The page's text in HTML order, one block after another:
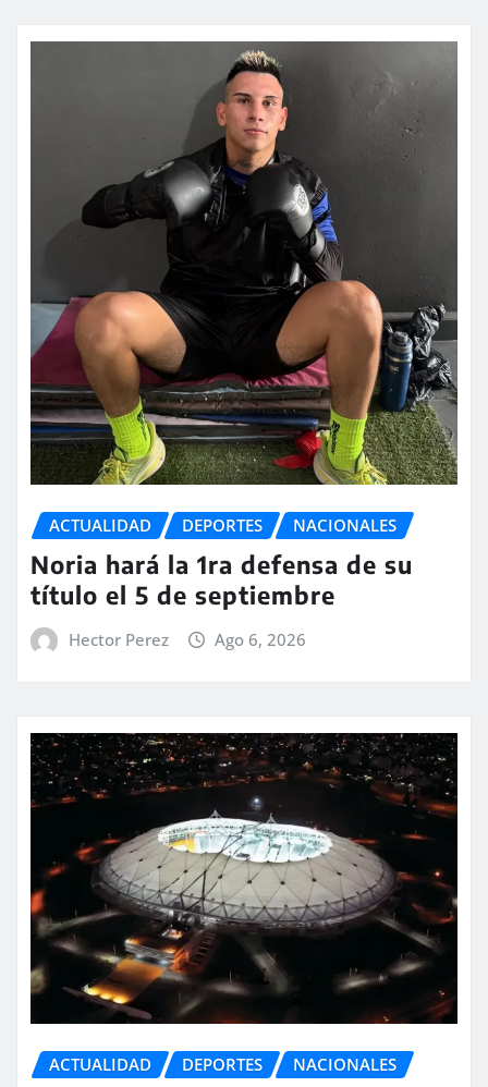
ACTUALIDAD DEPORTES NACIONALES
Noria hará la 1ra defensa de su
título el 5 de septiembre
Hector Perez Ago 6, 2026
ACTUALIDAD DEPORTES NACIONALES